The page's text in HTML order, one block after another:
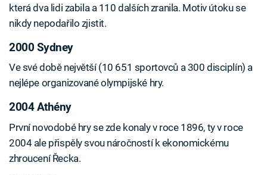
která dva lidi zabila a 110 dalších zranila. Motiv útoku se
nikdy nepodařilo zjistit.
2000 Sydney
Ve své době největší (10 651 sportovců a 300 disciplín) a
nejlépe organizované olympijské hry.
2004 Athény
První novodobé hry se zde konaly v roce 1896, ty v roce
2004 ale přispěly svou náročností k ekonomickému
zhroucení Řecka.